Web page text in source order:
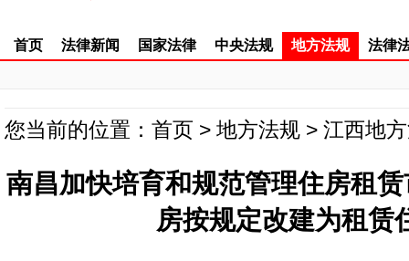
首页 法律新闻 国家法律 中央法规 地方法规 法律
您当前的位置： 首页 > 地方法规 > 江西地
南昌加快培育和规范管理住房租
房按规定改建为租赁